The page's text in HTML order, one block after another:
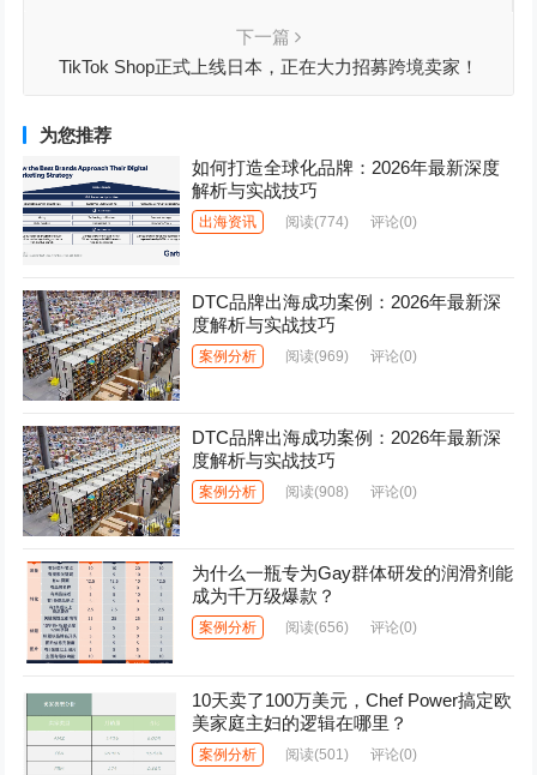
下一篇
TikTok Shop正式上线日本，正在大力招募跨境卖家！
为您推荐
如何打造全球化品牌：2026年最新深度
解析与实战技巧
出海资讯 阅读(774) 评论(0)
DTC品牌出海成功案例：2026年最新深
度解析与实战技巧
案例分析 阅读(969) 评论(0)
DTC品牌出海成功案例：2026年最新深
度解析与实战技巧
案例分析 阅读(908) 评论(0)
为什么一瓶专为Gay群体研发的润滑剂能
成为千万级爆款？
案例分析 阅读(656) 评论(0)
10天卖了100万美元，Chef Power搞定欧
美家庭主妇的逻辑在哪里？
案例分析 阅读(501) 评论(0)